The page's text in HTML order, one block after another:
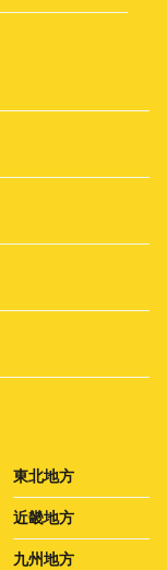
東北地方
近畿地方
九州地方